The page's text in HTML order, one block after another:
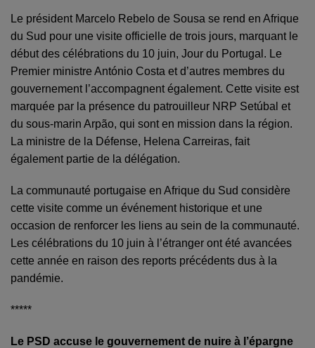
Le président Marcelo Rebelo de Sousa se rend en Afrique
du Sud pour une visite officielle de trois jours, marquant le
début des célébrations du 10 juin, Jour du Portugal. Le
Premier ministre António Costa et d’autres membres du
gouvernement l’accompagnent également. Cette visite est
marquée par la présence du patrouilleur NRP Setúbal et
du sous-marin Arpão, qui sont en mission dans la région.
La ministre de la Défense, Helena Carreiras, fait
également partie de la délégation.
La communauté portugaise en Afrique du Sud considère
cette visite comme un événement historique et une
occasion de renforcer les liens au sein de la communauté.
Les célébrations du 10 juin à l’étranger ont été avancées
cette année en raison des reports précédents dus à la
pandémie.
*****
Le PSD accuse le gouvernement de nuire à l’épargne